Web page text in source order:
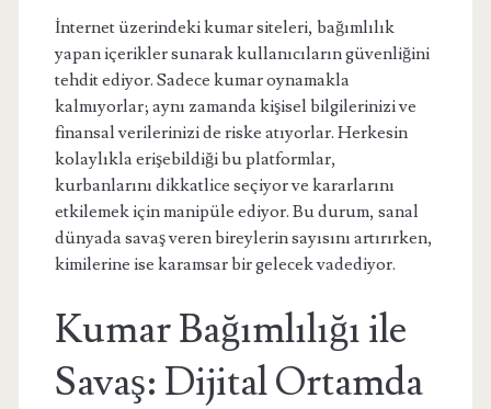
İnternet üzerindeki kumar siteleri, bağımlılık
yapan içerikler sunarak kullanıcıların güvenliğini
tehdit ediyor. Sadece kumar oynamakla
kalmıyorlar; aynı zamanda kişisel bilgilerinizi ve
finansal verilerinizi de riske atıyorlar. Herkesin
kolaylıkla erişebildiği bu platformlar,
kurbanlarını dikkatlice seçiyor ve kararlarını
etkilemek için manipüle ediyor. Bu durum, sanal
dünyada savaş veren bireylerin sayısını artırırken,
kimilerine ise karamsar bir gelecek vadediyor.
Kumar Bağımlılığı ile
Savaş: Dijital Ortamda